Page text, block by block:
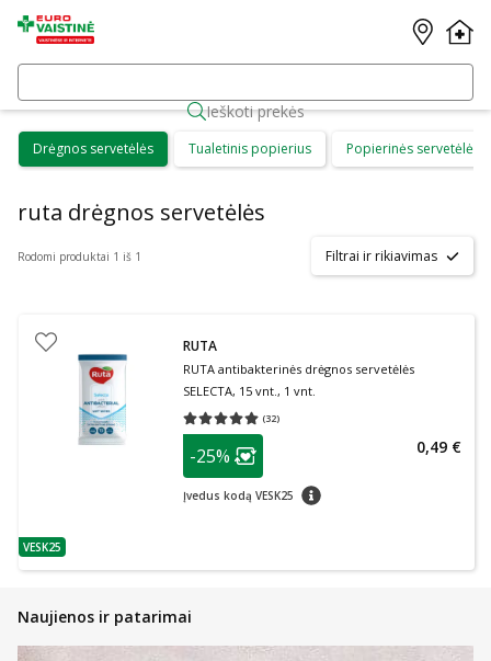
Ieškoti prekės
Drėgnos servetėlės Tualetinis popierius Popierinės servetėlės
ruta drėgnos servetėlės
Rodomi produktai 1 iš 1 Filtrai ir rikiavimas
patarimas
VESK25
RUTA
RUTA antibakterinės drėgnos servetėlės
SELECTA, 15 vnt., 1 vnt.
(32)
Vidutinis įvertinimas 5.00
patarimas
Lojalumo klubo narių nuolaida
-25%
Įvedus kodą VESK25 patarimas
0,49 €
Naujienos ir patarimai